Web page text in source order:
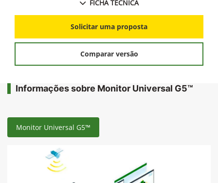
FICHA TÉCNICA
Solicitar uma proposta
Comparar versão
Informações sobre Monitor Universal G5™
Monitor Universal G5™